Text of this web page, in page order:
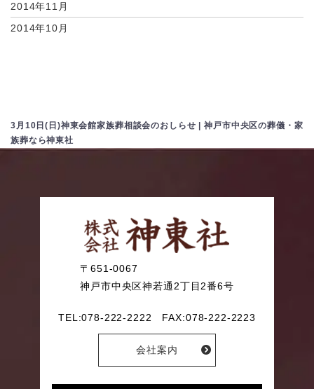
2014年11月
2014年10月
3月10日(日)神東会館家族葬相談会のおしらせ | 神戸市中央区の葬儀・家
族葬なら神東社
〒651-0067
神戸市中央区神若通2丁目2番6号
TEL:078-222-2222 FAX:078-222-2223
会社案内